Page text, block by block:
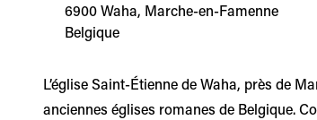
6900Waha, Marche-en-Famenne
Belgique
L’église Saint-Étienne de Waha, près de
anciennes églises romanes de Belgique.